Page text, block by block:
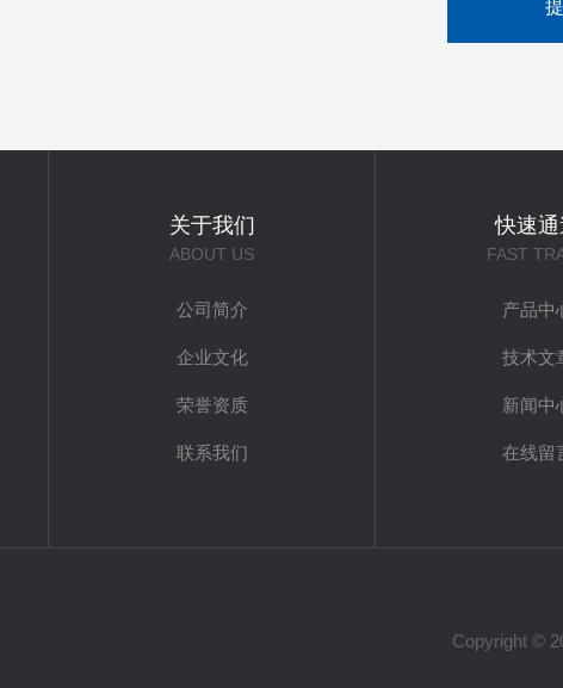
关于我们
ABOUT US
公司简介
企业文化
荣誉资质
联系我们
快速通
FAST
产品中
技术文
新闻中
在线留
Copyright ©